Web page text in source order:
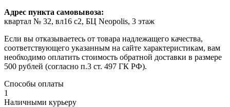
Адрес пункта самовывоза:
квартал № 32, вл16 с2, БЦ Neopolis, 3 этаж
Если вы отказываетесь от товара надлежащего качества,
соответствующего указанным на сайте характеристикам, вам
необходимо оплатить стоимость обратной доставки в размере
500 рублей (согласно п.3 ст. 497 ГК РФ).
Способы оплаты
1
Наличными курьеру